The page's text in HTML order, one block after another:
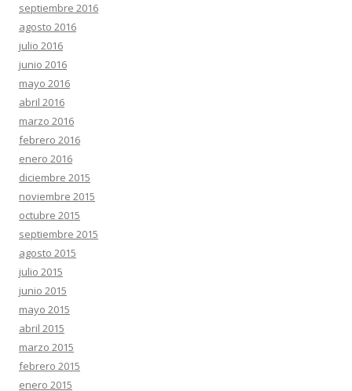
septiembre 2016
agosto 2016
julio 2016
junio 2016
mayo 2016
abril 2016
marzo 2016
febrero 2016
enero 2016
diciembre 2015
noviembre 2015
octubre 2015
septiembre 2015
agosto 2015
julio 2015
junio 2015
mayo 2015
abril 2015
marzo 2015
febrero 2015
enero 2015